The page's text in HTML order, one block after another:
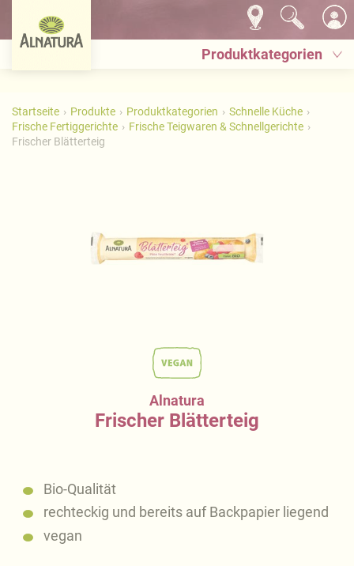
Produktkategorien
Startseite Produkte Produktkategorien
Schnelle Küche
Frische Fertiggerichte
Frische Teigwaren & Schnellgerichte
Frischer Blätterteig
Alnatura
Frischer Blätterteig
Bio-Qualität
rechteckig und bereits auf Backpapier liegend
vegan